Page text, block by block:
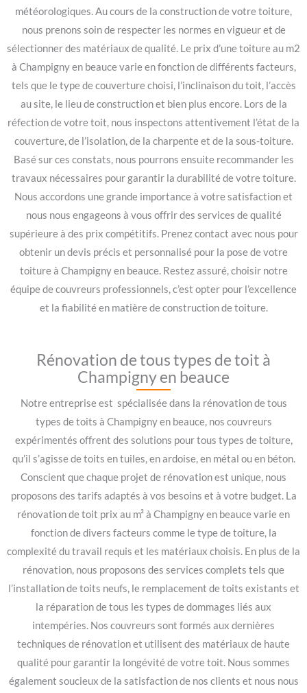
météorologiques. Au cours de la construction de votre toiture,
nous prenons soin de respecter les normes en vigueur et de
sélectionner des matériaux de qualité. Le prix d’une toiture au m2
à Champigny en beauce varie en fonction de différents facteurs,
tels que le type de couverture choisi, l’inclinaison du toit, l’accès
au site, le lieu de construction et bien plus encore. Lors de la
réfection de votre toit, nous inspectons attentivement l’état de la
couverture, de l’isolation, de la charpente et de la sous-toiture.
Basé sur ces constats, nous pourrons ensuite recommander les
travaux nécessaires pour garantir la durabilité de votre toiture.
Nous accordons une grande importance à votre satisfaction et
nous nous engageons à vous offrir des services de qualité
supérieure à des prix compétitifs. Prenez contact avec nous pour
obtenir un devis précis et personnalisé pour la pose de votre
toiture à Champigny en beauce. Restez assuré, choisir notre
équipe de couvreurs professionnels, c’est opter pour l’excellence
et la fiabilité en matière de construction de toiture.
Rénovation de tous types de toit à
Champigny en beauce
Notre entreprise est spécialisée dans la rénovation de tous
types de toits à Champigny en beauce, nos couvreurs
expérimentés offrent des solutions pour tous types de toiture,
qu’il s’agisse de toits en tuiles, en ardoise, en métal ou en béton.
Conscient que chaque projet de rénovation est unique, nous
proposons des tarifs adaptés à vos besoins et à votre budget. La
rénovation de toit prix au m² à Champigny en beauce varie en
fonction de divers facteurs comme le type de toiture, la
complexité du travail requis et les matériaux choisis. En plus de la
rénovation, nous proposons des services complets tels que
l’installation de toits neufs, le remplacement de toits existants et
la réparation de tous les types de dommages liés aux
intempéries. Nos couvreurs sont formés aux dernières
techniques de rénovation et utilisent des matériaux de haute
qualité pour garantir la longévité de votre toit. Nous sommes
également soucieux de la satisfaction de nos clients et nous nous